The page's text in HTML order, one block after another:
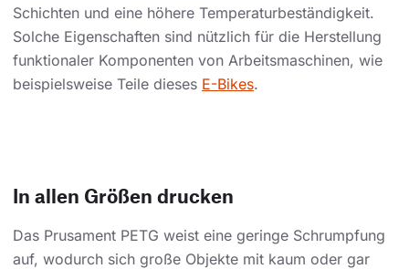
Schichten und eine höhere Temperaturbeständigkeit.
Solche Eigenschaften sind nützlich für die Herstellung
funktionaler Komponenten von Arbeitsmaschinen, wie
beispielsweise Teile dieses E-Bikes.
In allen Größen drucken
Das Prusament PETG weist eine geringe Schrumpfung
auf, wodurch sich große Objekte mit kaum oder gar